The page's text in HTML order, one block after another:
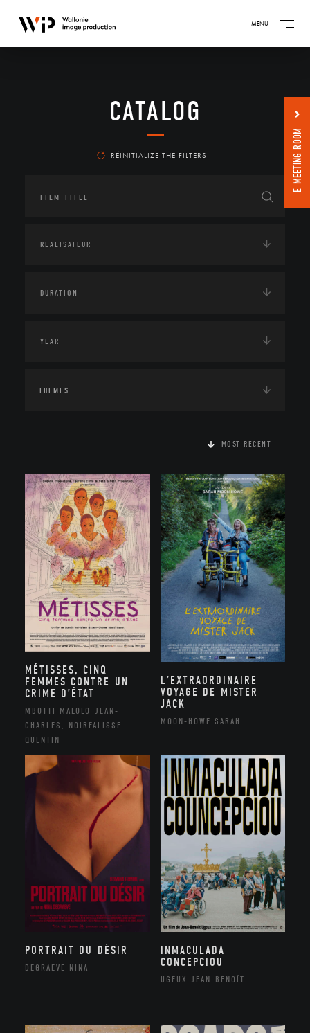
MENU
CATALOG
RÉINITIALIZE THE FILTERS
THEMES
MOST RECENT
MÉTISSES, CINQ
FEMMES CONTRE UN
CRIME D’ÉTAT
MBOTTI MALOLO JEAN-
CHARLES, NOIRFALISSE
QUENTIN
L’EXTRAORDINAIRE
VOYAGE DE MISTER
JACK
MOON-HOWE SARAH
PORTRAIT DU DÉSIR
DEGRAEVE NINA
INMACULADA
CONCEPCIOU
UGEUX JEAN-BENOÎT
E-MEETING ROOM